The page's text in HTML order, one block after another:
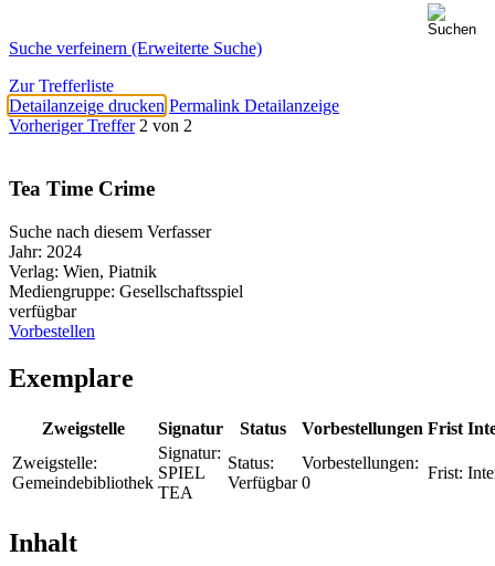
Suche verfeinern (Erweiterte Suche)
Zur Trefferliste
Detailanzeige drucken Permalink Detailanzeige
Vorheriger Treffer 2 von 2
Tea Time Crime
Suche nach diesem Verfasser
Jahr: 2024
Verlag: Wien, Piatnik
Mediengruppe: Gesellschaftsspiel
verfügbar
Vorbestellen
Exemplare
Zweigstelle Signatur Status Vorbestellungen Frist
Zweigstelle:
Gemeindebibliothek
Signatur:
SPIEL
TEA
Status:
Verfügbar
Vorbestellungen:
0
Frist:
Inhalt